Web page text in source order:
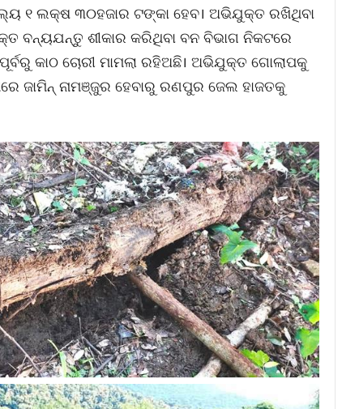
୧ ଲକ୍ଷ ୩୦ହଜାର ଟଙ୍କା ହେବ। ଅଭିଯୁକ୍ତ ରଖିଥିବା
ବନ୍ୟଯନ୍ତୁ ଶୀକାର କରିଥିବା ବନ ବିଭାଗ ନିକଟରେ
କାଠ ଚୋରୀ ମାମଲା ରହିଅଛି। ଅଭିଯୁକ୍ତ ଗୋଲାପକୁ
ଜାମିନ୍ ନାମଞ୍ଜୁର ହେବାରୁ ରଣପୁର ଜେଲ ହାଜତକୁ